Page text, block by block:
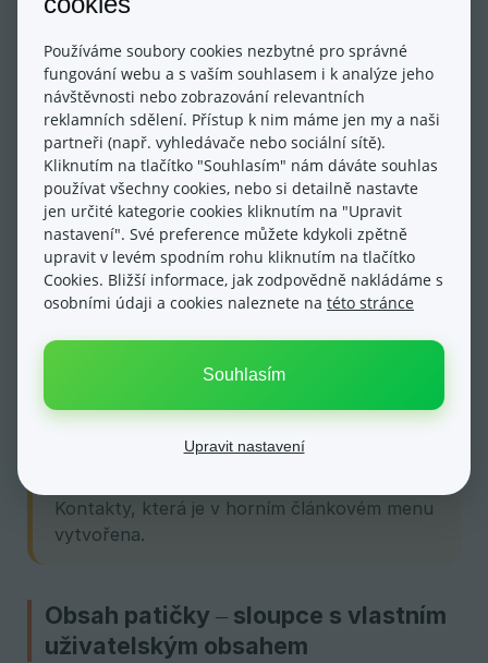
viz. obrázek níže.
POZOR:
Kontaktní údaje v textovém menu (často
také článkovém menu – v horní části
stránek) se nepropisují dynamicky z výše
nastavené sekce s kontaktními údaji v tzv.
editaci textového menu a obsahu jeho
do podmenu článků a kliknutím na symbol
Kontakty, která je v horním článkovém menu
vytvořena.
Obsah patičky – sloupce s vlastním
uživatelským obsahem
Používáme soubory cookies nezbytné pro správné
fungování webu a s vaším souhlasem i k analýze jeho
návštěvnosti nebo zobrazování relevantních
reklamních sdělení. Přístup k nim máme jen my a naši
partneři (např. vyhledávače nebo sociální sítě).
Kliknutím na tlačítko "Souhlasím" nám dáváte souhlas
používat všechny cookies, nebo si detailně nastavte
jen určité kategorie cookies kliknutím na "Upravit
nastavení". Své preference můžete kdykoli zpětně
upravit v levém spodním rohu kliknutím na tlačítko
Cookies. Bližší informace, jak zodpovědně nakládáme s
osobními údaji a cookies naleznete na této stránce
Souhlasím
Upravit nastavení